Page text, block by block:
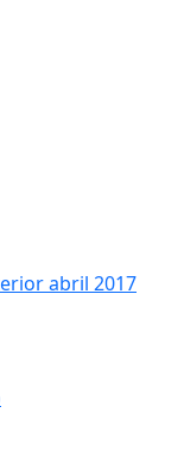
abril 2017